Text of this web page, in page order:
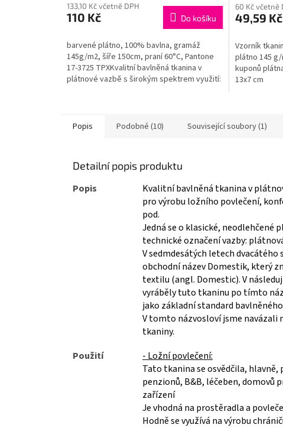
133,10 Kč včetně DPH
110 Kč Do košíku
barvené plátno, 100% bavlna, gramáž
145g/m2, šíře 150cm, praní 60°C, Pantone
17-3725 TPXKvalitní bavlněná tkanina v
plátnové vazbě s širokým spektrem využití:
60 Kč včetně
49,59 Kč
Vzorník
plátno 145
kuponů
13x7 cm
Popis Podobné (10) Související soubory (1)
Detailní popis produktu
Popis
Kvalitní bavlněná tkanina v
pro výrobu ložního povlečení,
pod.
Jedná se o klasické, neodlehčené
technické označení vazby:
V sedmdesátých letech
obchodní název Domestik, který
textilu (angl. Domestic). V
vyráběly tuto tkaninu po tímto
jako základní standard
V tomto názvosloví jsme navázali
tkaniny.
Použití
- Ložní povlečení:
Tato tkanina se osvědčila,
penzionů, B&B, léčeben, domovů
zařízení
Je vhodná na prostěradla a
Hodně se využívá na výrobu